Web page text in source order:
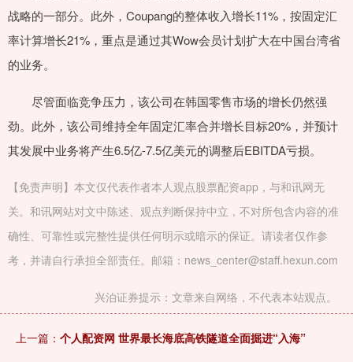
战略的一部分。此外，Coupang的整体收入增长11%，按固定汇
率计算增长21%，重点是通过其Wow会员计划扩大在中国台湾省
的业务。
尽管面临竞争压力，该公司在韩国零售市场的增长仍然强
劲。此外，该公司维持全年固定汇率合并增长目标20%，并预计
其发展中业务将产生6.5亿-7.5亿美元的调整后EBITDA亏损。
【免责声明】本文仅代表作者本人观点股票配资app，与和讯网无
关。和讯网站对文中陈述、观点判断保持中立，不对所包含内容的准
确性、可靠性或完整性提供任何明示或暗示的保证。请读者仅作参
考，并请自行承担全部责任。邮箱：news_center@staff.hexun.com
兴泊证券提示：文章来自网络，不代表本站观点。
上一篇： 个人配资网 世界最长海底高铁隧道全面掘进“入海”